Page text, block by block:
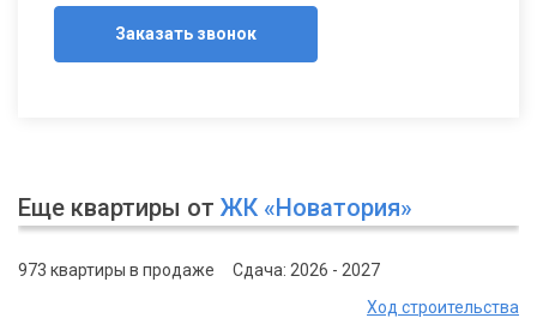
Заказать звонок
Еще квартиры от ЖК «Новатория»
973 квартиры в продаже
Сдача: 2026 - 2027
Ход строительства